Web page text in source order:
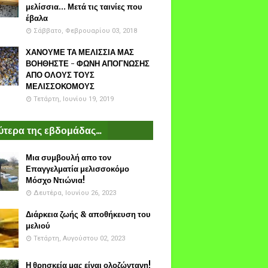
μελίσσια... Μετά τις ταινίες που
έβαλα
Σάββατο, Φεβρουαρίου 03, 2018
ΧΑΝΟΥΜΕ ΤΑ ΜΕΛΙΣΣΙΑ ΜΑΣ
ΒΟΗΘΗΣΤΕ - ΦΩΝΗ ΑΠΟΓΝΩΣΗΣ
ΑΠΟ ΟΛΟΥΣ ΤΟΥΣ
ΜΕΛΙΣΣΟΚΟΜΟΥΣ
Τετάρτη, Ιουνίου 19, 2019
της εβδομάδας...
Μια συμβουλή απο τον
Επαγγελματία μελισσοκόμο
Μόσχο Ντιώνια!
Δευτέρα, Ιουνίου 26, 2023
Διάρκεια ζωής & αποθήκευση του
μελιού
Τετάρτη, Αυγούστου 02, 2023
Η θρησκεία μας είναι ολοζώντανη!